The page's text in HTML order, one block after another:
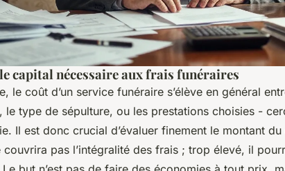
capital nécessaire aux frais funéraires
le coût d’un service funéraire s’élève en général
le type de sépulture, ou les prestations choisies -
Il est donc crucial d’évaluer finement le montant
couvrira pas l’intégralité des frais ; trop élevé, il